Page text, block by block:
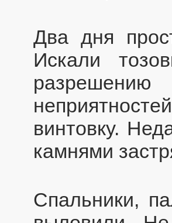
Два дня
Искали
винтовку.
камнями
Спальники,